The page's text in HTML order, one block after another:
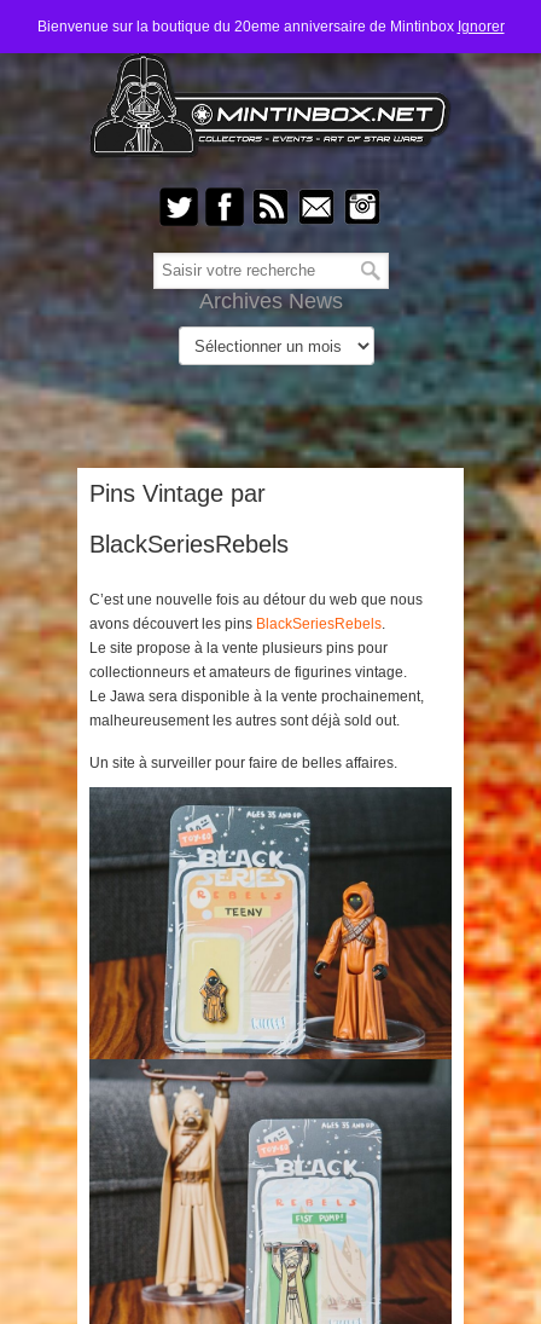
Bienvenue sur la boutique du 20eme anniversaire de Mintinbox Ignorer
Archives News
Pins Vintage par
BlackSeriesRebels
C’est une nouvelle fois au détour du web que nous
avons découvert les pins BlackSeriesRebels.
Le site propose à la vente plusieurs pins pour
collectionneurs et amateurs de figurines vintage.
Le Jawa sera disponible à la vente prochainement,
malheureusement les autres sont déjà sold out.
Un site à surveiller pour faire de belles affaires.